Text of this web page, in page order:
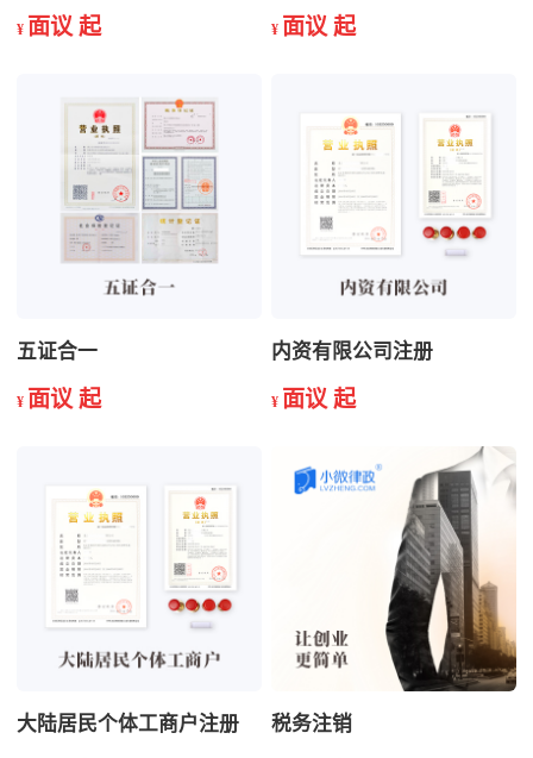
¥ 面议 起 ¥ 面议 起
五证合一
¥ 面议 起
内资有限公司注册
¥ 面议 起
大陆居民个体工商户注册 税务注销